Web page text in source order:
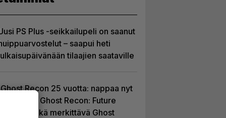
PS Plus -seikkailupeli on saanut
– saapui heti
tilaajien saataville
Ghost Recon 25 vuotta: nappaa nyt
ilmaiseksi Ghost Recon: Future
Soldier sekä merkittävä Ghost